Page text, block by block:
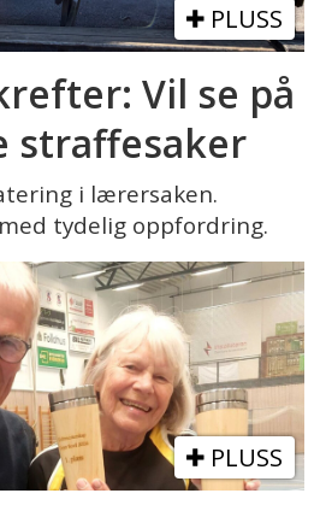
PLUSS
Vil se på
straffesaker
i lærersaken.
tydelig oppfordring.
PLUSS